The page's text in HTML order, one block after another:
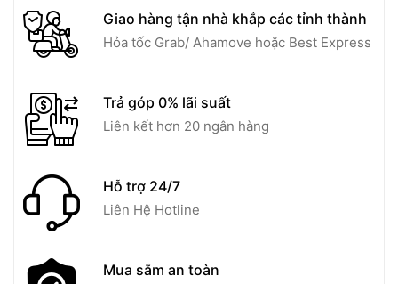
Giao hàng tận nhà khắp các tỉnh thành
Hỏa tốc Grab/ Ahamove hoặc Best Express
Trả góp 0% lãi suất
Liên kết hơn 20 ngân hàng
Hỗ trợ 24/7
Liên Hệ Hotline
Mua sắm an toàn